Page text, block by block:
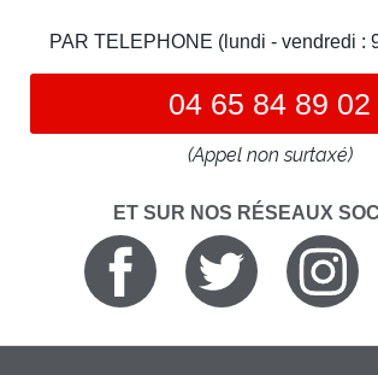
PAR TELEPHONE (lundi - vendredi :
04 65 84 89 02
(Appel non surtaxé)
ET SUR NOS RÉSEAUX